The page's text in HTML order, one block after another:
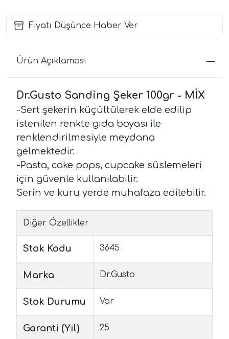
Fiyatı Düşünce Haber Ver
Ürün Açıklaması
Dr.Gusto Sanding Şeker 100gr - MİX
-Sert şekerin küçültülerek elde edilip
istenilen renkte gıda boyası ile
renklendirilmesiyle meydana
gelmektedir.
-Pasta, cake pops, cupcake süslemeleri
için güvenle kullanılabilir.
Serin ve kuru yerde muhafaza edilebilir.
Diğer Özellikler
Stok Kodu 3645
Marka Dr.Gusto
Stok Durumu Var
Garanti (Yıl) 25